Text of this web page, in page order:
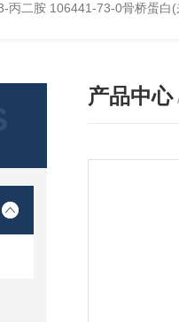
丙二胺 106441-73-0骨桥蛋白
产品中心